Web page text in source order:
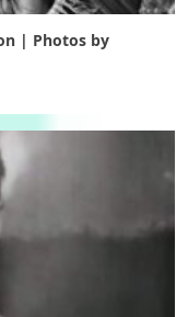
| Photos by